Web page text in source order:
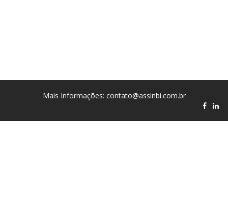
Mais Informações: contato@assinbi.com.br